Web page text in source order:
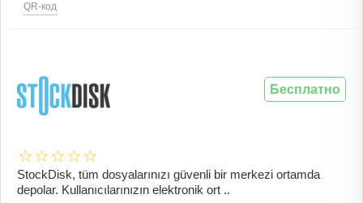
QR-код
StockDisk, tüm dosyalarınızı güvenli bir merkezi ortamda
depolar. Kullanıcılarınızın elektronik ort ..
Бесплатно